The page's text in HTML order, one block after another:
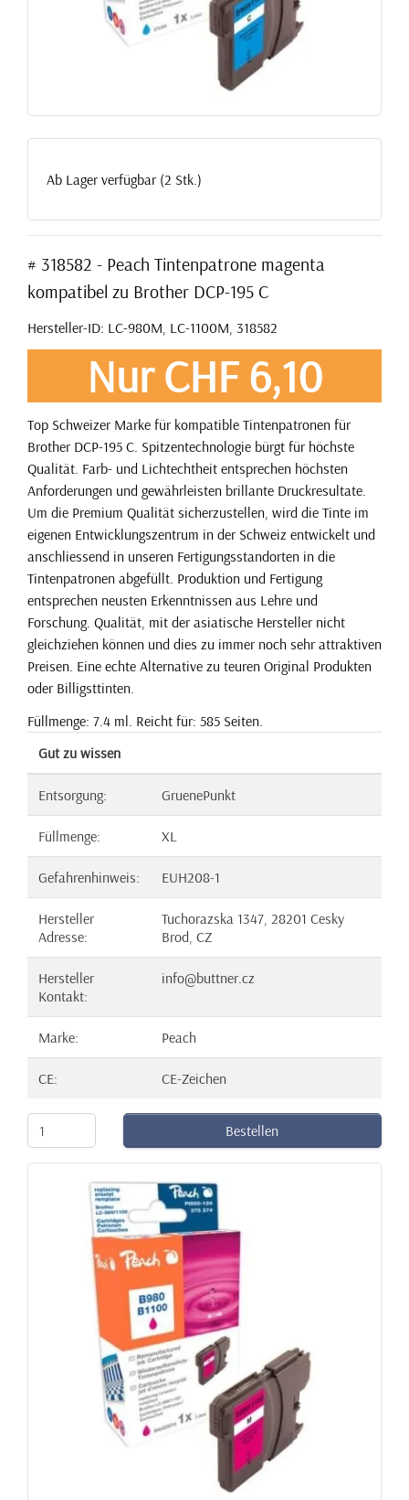
Ab Lager verfügbar (2 Stk.)
# 318582 - Peach Tintenpatrone magenta
kompatibel zu Brother DCP-195 C
Hersteller-ID: LC-980M, LC-1100M, 318582
Nur CHF 6,10
Top Schweizer Marke für kompatible Tintenpatronen für
Brother DCP-195 C. Spitzentechnologie bürgt für höchste
Qualität. Farb- und Lichtechtheit entsprechen höchsten
Anforderungen und gewährleisten brillante Druckresultate.
Um die Premium Qualität sicherzustellen, wird die Tinte im
eigenen Entwicklungszentrum in der Schweiz entwickelt und
anschliessend in unseren Fertigungsstandorten in die
Tintenpatronen abgefüllt. Produktion und Fertigung
entsprechen neusten Erkenntnissen aus Lehre und
Forschung. Qualität, mit der asiatische Hersteller nicht
gleichziehen können und dies zu immer noch sehr attraktiven
Preisen. Eine echte Alternative zu teuren Original Produkten
oder Billigsttinten.
Füllmenge: 7.4 ml. Reicht für: 585 Seiten.
Gut zu wissen
Entsorgung: GruenePunkt
Füllmenge: XL
Gefahrenhinweis: EUH208-1
Hersteller
Adresse:
Tuchorazska 1347, 28201 Cesky
Brod, CZ
Hersteller
Kontakt:
info@buttner.cz
Marke: Peach
CE: CE-Zeichen
Bestellen